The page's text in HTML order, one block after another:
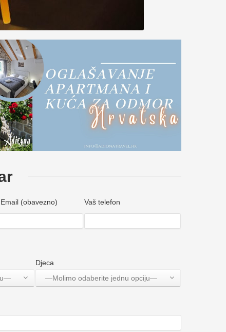
(obavezno) Vaš telefon
Djeca
—Molimo odaberite jednu opciju—